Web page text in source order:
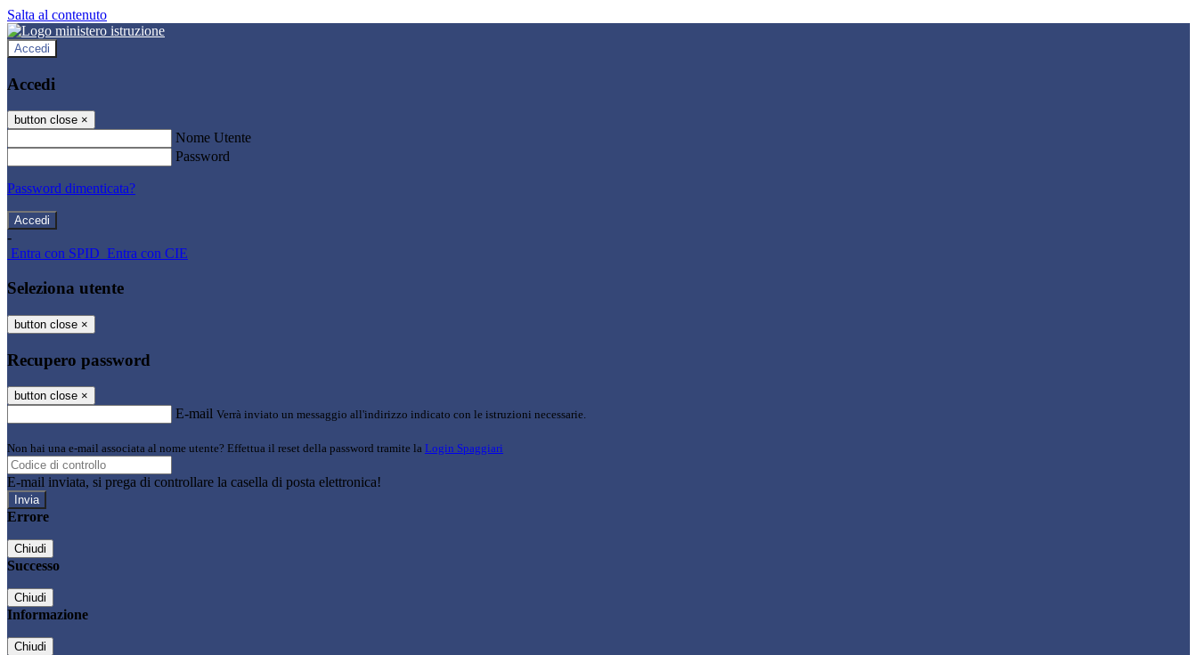
Salta al contenuto
Accedi
Accedi
button close ×
Nome Utente
Password
Password dimenticata?
-
Entra con SPID Entra con CIE
Seleziona utente
button close ×
Recupero password
button close ×
E-mail Verrà inviato un messaggio all'indirizzo indicato con le istruzioni necessarie.
Non hai una e-mail associata al nome utente? Effettua il reset della password tramite la Login Spaggiari
E-mail inviata, si prega di controllare la casella di posta elettronica!
Errore
Chiudi
Successo
Chiudi
Informazione
Chiudi